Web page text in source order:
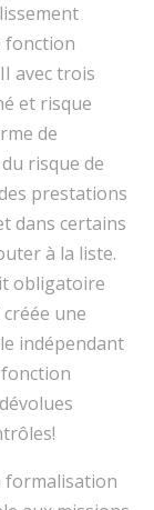
fonction
avec trois
et risque
de
risque de
prestations
dans certains
à la liste.
obligatoire
une
indépendant
formalisation